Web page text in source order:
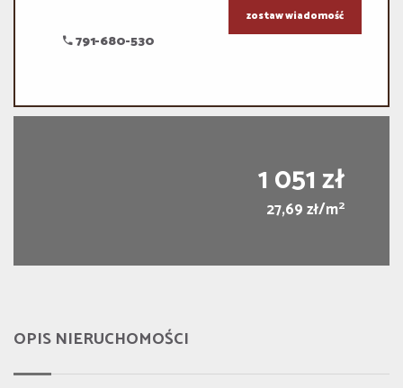
791-680-530
zostaw wiadomość
1 051 zł
27,69 zł/m2
OPIS NIERUCHOMOŚCI